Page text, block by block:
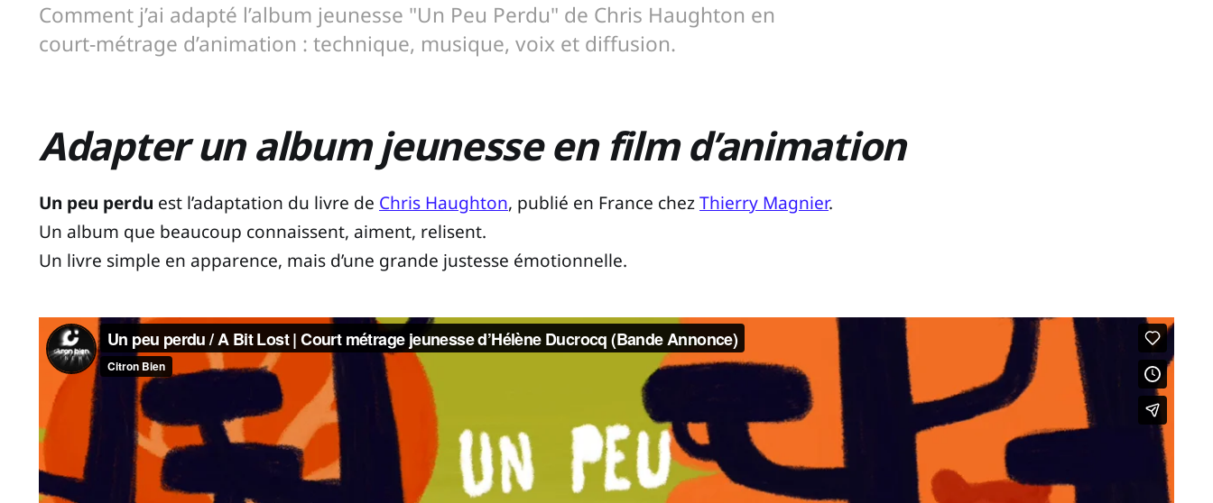
Comment j’ai adapté l’album jeunesse "Un Peu Perdu" de Chris Haughton en
court-métrage d’animation : technique, musique, voix et diffusion.
Adapter un album jeunesse en film d’animation
Un peu perdu est l’adaptation du livre de Chris Haughton, publié en France chezThierry Magnier.
Un album que beaucoup connaissent, aiment, relisent.
Un livre simple en apparence, mais d’une grande justesse émotionnelle.